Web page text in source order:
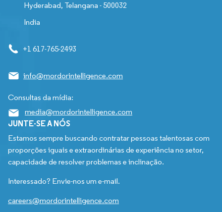
Hyderabad, Telangana - 500032
India
+1 617-765-2493
info@mordorintelligence.com
Consultas da mídia:
media@mordorintelligence.com
JUNTE-SE A NÓS
Estamos sempre buscando contratar pessoas talentosas com
proporções iguais e extraordinárias de experiência no setor,
capacidade de resolver problemas e inclinação.
Interessado? Envie-nos um e-mail.
careers@mordorintelligence.com